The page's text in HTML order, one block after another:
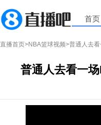
首页
直播首页>NBA篮球视频>普通人去
普通人去看一